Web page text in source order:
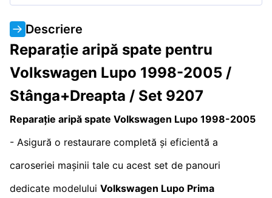
Descriere
Reparație aripă spate pentru
Volkswagen Lupo 1998-2005 /
Stânga+Dreapta / Set 9207
Reparație aripă spate Volkswagen Lupo 1998-2005
- Asigură o restaurare completă și eficientă a
caroseriei mașinii tale cu acest set de panouri
dedicate modelului Volkswagen Lupo Prima